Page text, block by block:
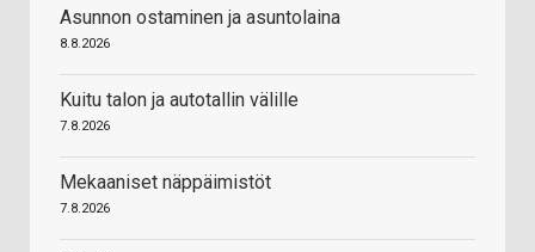
Asunnon ostaminen ja asuntolaina
8.8.2026
Kuitu talon ja autotallin välille
7.8.2026
Mekaaniset näppäimistöt
7.8.2026